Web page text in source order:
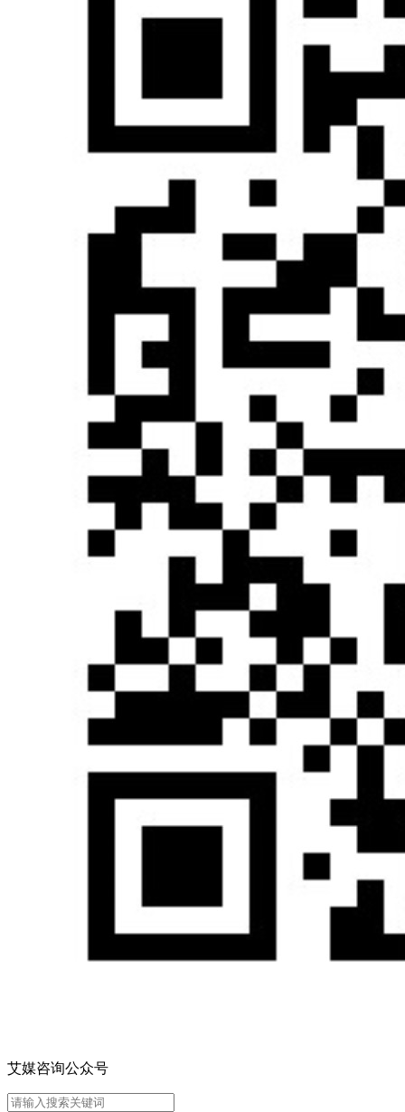
艾媒咨询公众号